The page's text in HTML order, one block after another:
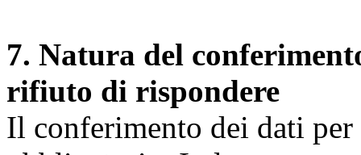
7. Natura del
rifiuto di rispondere
Il conferimento dei dati